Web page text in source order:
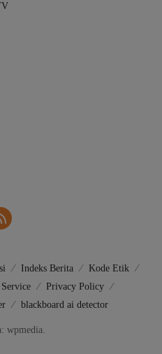
Indeks Berita
Kode Etik
Privacy Policy
blackboard ai detector
wpmedia.